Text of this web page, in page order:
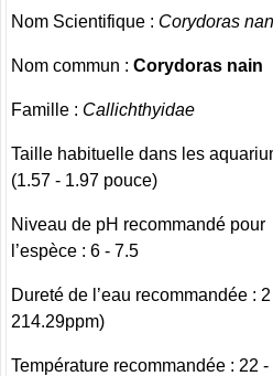
Nom Scientifique : Corydoras
Nom commun :Corydoras nain
Famille : Callichthyidae
Taille habituelle dans les
(1.57 - 1.97 pouce)
Niveau de pH recommandé pour
l’espèce : 6 - 7.5
Dureté de l’eau recommandée :
214.29ppm)
Température recommandée : 22 -